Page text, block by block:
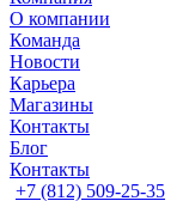
О компании
Команда
Новости
Карьера
Магазины
Контакты
Блог
Контакты
+7 (812) 509-25-35